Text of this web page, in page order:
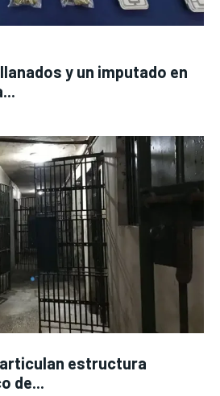
y un imputado en
estructura
de...